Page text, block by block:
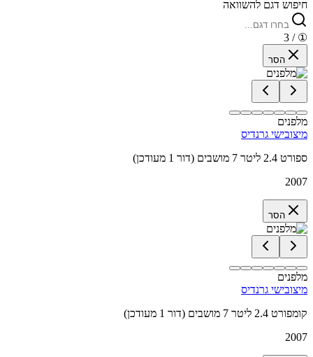
חיפוש דגם להשוואה
①
/ 3
הסר
מלפנים
מיצובישי גרנדיס
ספורט 2.4 ליטר 7 מושבים (דור 1 מעודכן)
2007
הסר
מלפנים
מיצובישי גרנדיס
קומפורט 2.4 ליטר 7 מושבים (דור 1 מעודכן)
2007